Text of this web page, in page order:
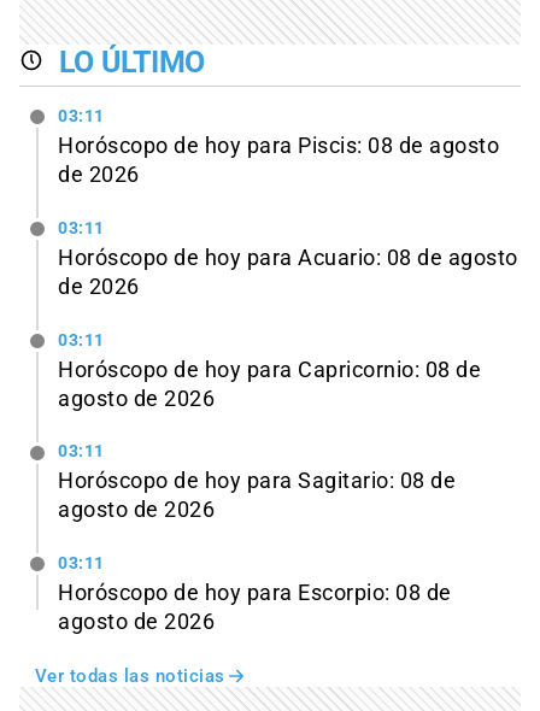
LO ÚLTIMO
03:11
Horóscopo de hoy para Piscis: 08 de agosto
de 2026
03:11
Horóscopo de hoy para Acuario: 08 de agosto
de 2026
03:11
Horóscopo de hoy para Capricornio: 08 de
agosto de 2026
03:11
Horóscopo de hoy para Sagitario: 08 de
agosto de 2026
03:11
Horóscopo de hoy para Escorpio: 08 de
agosto de 2026
Ver todas las noticias